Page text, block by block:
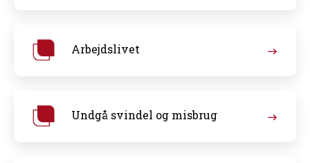
Arbejdslivet
Undgå svindel og misbrug